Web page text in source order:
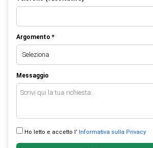
Argomento *
Messaggio
Ho letto e accetto l’ Informativa sulla Privacy